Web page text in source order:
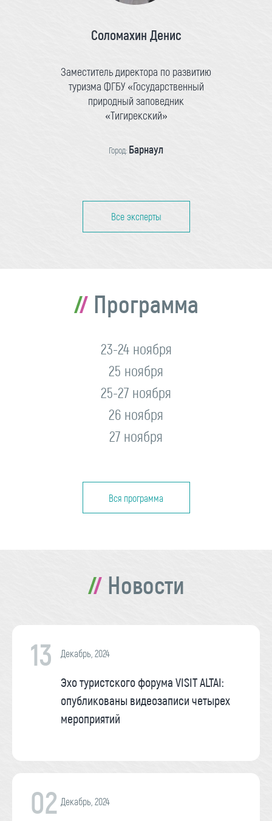
Соломахин Денис
Заместитель директора по развитию
туризма ФГБУ «Государственный
природный заповедник
«Тигирекский»
Город: Барнаул
Все эксперты
Программа
23-24 ноября
25 ноября
25-27 ноября
26 ноября
27 ноября
Вся программа
Новости
13 Декабрь, 2024
Эхо туристского форума VISIT ALTAI:
опубликованы видеозаписи четырех
мероприятий
02 Декабрь, 2024